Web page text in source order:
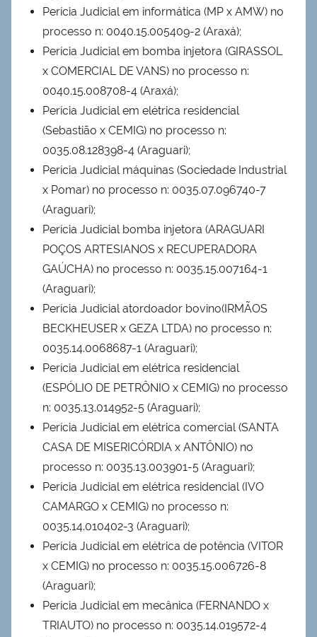
Perícia Judicial em informática (MP x AMW) no
processo n: 0040.15.005409-2 (Araxá);
Perícia Judicial em bomba injetora (GIRASSOL
x COMERCIAL DE VANS) no processo n:
0040.15.008708-4 (Araxá);
Perícia Judicial em elétrica residencial
(Sebastião x CEMIG) no processo n:
0035.08.128398-4 (Araguari);
Perícia Judicial máquinas (Sociedade Industrial
x Pomar) no processo n: 0035.07.096740-7
(Araguari);
Perícia Judicial bomba injetora (ARAGUARI
POÇOS ARTESIANOS x RECUPERADORA
GAÚCHA) no processo n: 0035.15.007164-1
(Araguari);
Perícia Judicial atordoador bovino(IRMÃOS
BECKHEUSER x GEZA LTDA) no processo n:
0035.14.0068687-1 (Araguari);
Perícia Judicial em elétrica residencial
(ESPÓLIO DE PETRÔNIO x CEMIG) no processo
n: 0035.13.014952-5 (Araguari);
Perícia Judicial em elétrica comercial (SANTA
CASA DE MISERICÓRDIA x ANTÔNIO) no
processo n: 0035.13.003901-5 (Araguari);
Perícia Judicial em elétrica residencial (IVO
CAMARGO x CEMIG) no processo n:
0035.14.010402-3 (Araguari);
Perícia Judicial em elétrica de potência (VITOR
x CEMIG) no processo n: 0035.15.006726-8
(Araguari);
Perícia Judicial em mecânica (FERNANDO x
TRIAUTO) no processo n: 0035.14.019572-4